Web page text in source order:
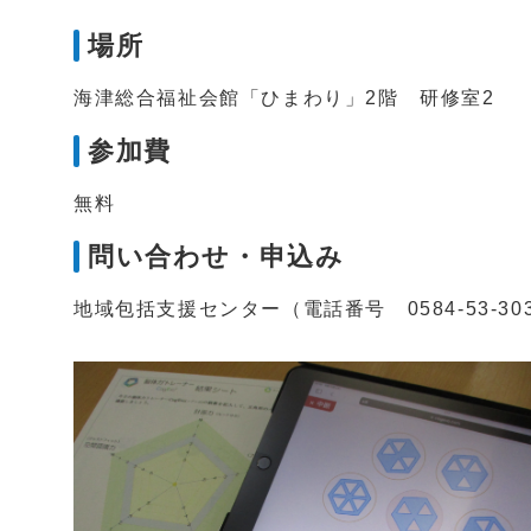
場所
海津総合福祉会館「ひまわり」2階 研修室2
参加費
無料
問い合わせ・申込み
地域包括支援センター（電話番号 0584-53-